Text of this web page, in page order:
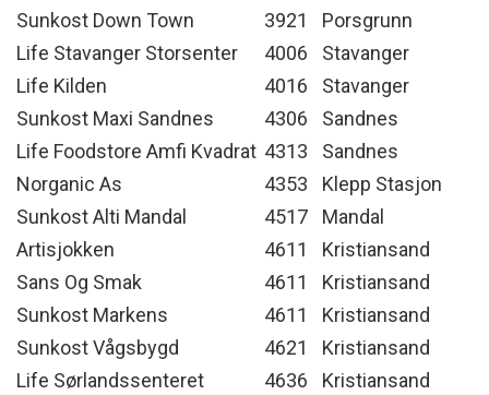
Sunkost Down Town
3921
Porsgrunn
Life Stavanger Storsenter
4006
Stavanger
Life Kilden
4016
Stavanger
Sunkost Maxi Sandnes
4306
Sandnes
Life Foodstore Amfi Kvadrat 4313
Sandnes
Norganic As
4353
Klepp Stasjon
Sunkost Alti Mandal
4517
Mandal
Artisjokken
4611
Kristiansand
Sans Og Smak
4611
Kristiansand
Sunkost Markens
4611
Kristiansand
Sunkost Vågsbygd
4621
Kristiansand
Life Sørlandssenteret
4636
Kristiansand